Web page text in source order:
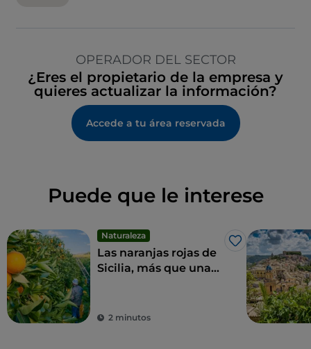
OPERADOR DEL SECTOR
¿Eres el propietario de la empresa y
quieres actualizar la información?
Accede a tu área reservada
Puede que le interese
Naturaleza
Me gusta
Las naranjas rojas de
Sicilia, más que una
2 minutos